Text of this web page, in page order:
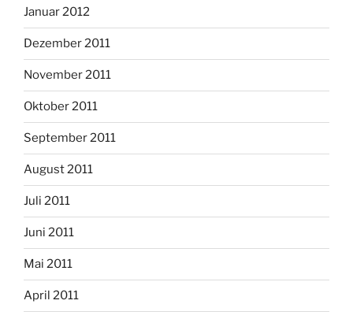
Januar 2012
Dezember 2011
November 2011
Oktober 2011
September 2011
August 2011
Juli 2011
Juni 2011
Mai 2011
April 2011